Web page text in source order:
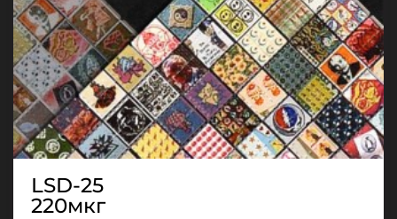
LSD-25
220мкг